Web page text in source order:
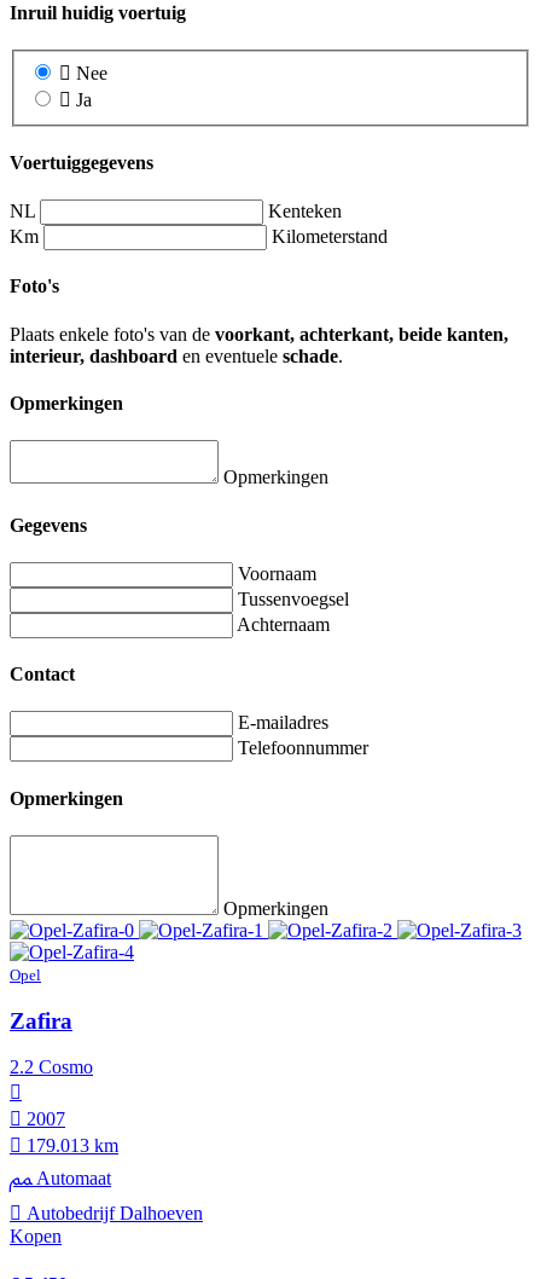
Inruil huidig voertuig
Nee
Ja
Voertuiggegevens
NL
Kenteken
Km
Kilometerstand
Foto's
Plaats enkele foto's van de voorkant, achterkant, beide kanten,
interieur, dashboard en eventuele schade.
Opmerkingen
Opmerkingen
Gegevens
Voornaam
Tussenvoegsel
Achternaam
Contact
E-mailadres
Telefoonnummer
Opmerkingen
Opmerkingen
Opel
Zafira
2.2 Cosmo
2007
179.013 km
Automaat
Autobedrijf Dalhoeven
Kopen